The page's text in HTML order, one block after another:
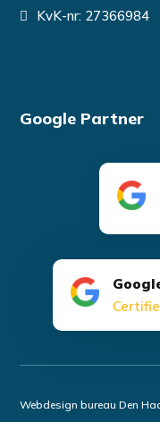
KvK-nr: 27366984
Google Partner
Webdesign bureau Den